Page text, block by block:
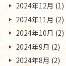
2024年12月 (1)
2024年11月 (2)
2024年10月 (2)
2024年9月 (2)
2024年8月 (2)